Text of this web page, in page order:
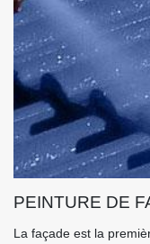
PEINTURE DE
La façade est la